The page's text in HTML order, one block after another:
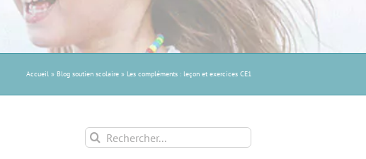
Accueil » Blog soutien scolaire » Les compléments : leçon et exercices CE1
Rechercher: